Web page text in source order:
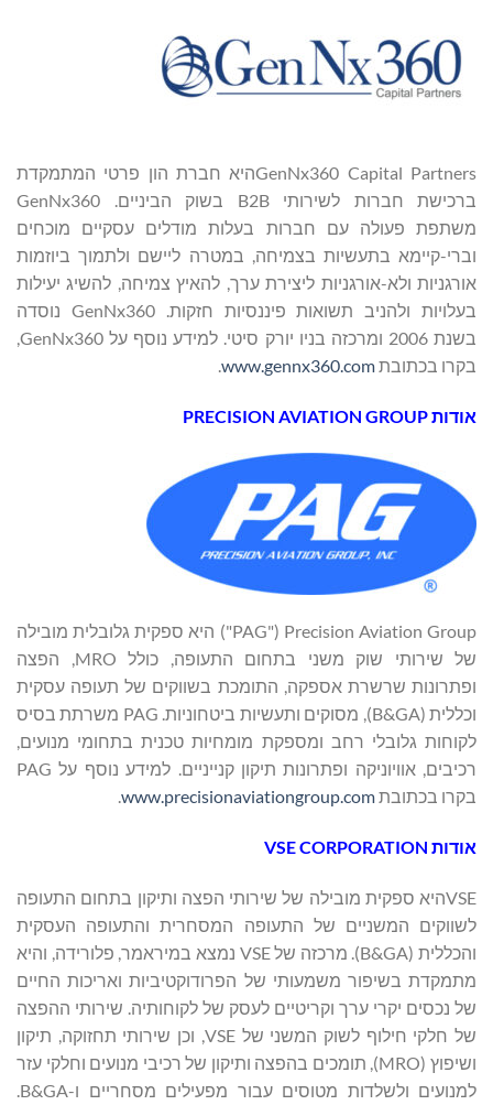
GenNx360 Capital Partnersהיא חברת הון פרטי המתמקדת
ברכישת חברות לשירותי B2B בשוק הביניים. GenNx360
משתפת פעולה עם חברות בעלות מודלים עסקיים מוכחים
וברי-קיימא בתעשיות בצמיחה, במטרה ליישם ולתמוך ביוזמות
אורגניות ולא-אורגניות ליצירת ערך, להאיץ צמיחה, להשיג יעילות
בעלויות ולהניב תשואות פיננסיות חזקות. GenNx360 נוסדה
בשנת 2006 ומרכזה בניו יורק סיטי. למידע נוסף על GenNx360,
בקרו בכתובתwww.gennx360.com
.
אודותPRECISION AVIATION GROUP
Precision Aviation Group‏ ("PAG") היא ספקית גלובלית מובילה
של שירותי שוק משני בתחום התעופה, כולל MRO, הפצה
ופתרונות שרשרת אספקה, התומכת בשווקים של תעופה עסקית
וכללית (B&GA), מסוקים ותעשיות ביטחוניות. PAG משרתת בסיס
לקוחות גלובלי רחב ומספקת מומחיות טכנית בתחומי מנועים,
רכיבים, אוויוניקה ופתרונות תיקון קנייניים. למידע נוסף על PAG
בקרו בכתובת
.
אודות VSE CORPORATION
VSEהיא ספקית מובילה של שירותי הפצה ותיקון בתחום התעופה
לשווקים המשניים של התעופה המסחרית והתעופה העסקית
והכללית (B&GA). מרכזה של VSE נמצא במיראמר, פלורידה, והיא
מתמקדת בשיפור משמעותי של הפרודוקטיביות ואריכות החיים
של נכסים יקרי ערך וקריטיים לעסק של לקוחותיה. שירותי ההפצה
של חלקי חילוף לשוק המשני של VSE, וכן שירותי תחזוקה, תיקון
ושיפוץ (MRO), תומכים בהפצה ותיקון של רכיבי מנועים וחלקי עזר
למנועים ולשלדות מטוסים עבור מפעילים מסחריים ו-B&GA.